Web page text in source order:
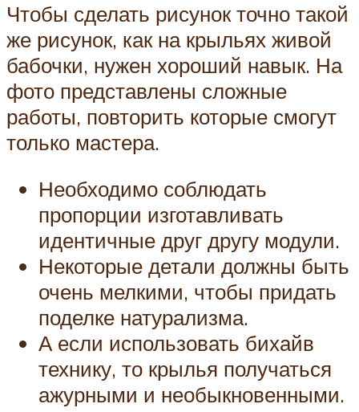
Чтобы сделать рисунок точно такой
же рисунок, как на крыльях живой
бабочки, нужен хороший навык. На
фото представлены сложные
работы, повторить которые смогут
только мастера.
Необходимо соблюдать
пропорции изготавливать
идентичные друг другу модули.
Некоторые детали должны быть
очень мелкими, чтобы придать
поделке натурализма.
А если использовать бихайв
технику, то крылья получаться
ажурными и необыкновенными.